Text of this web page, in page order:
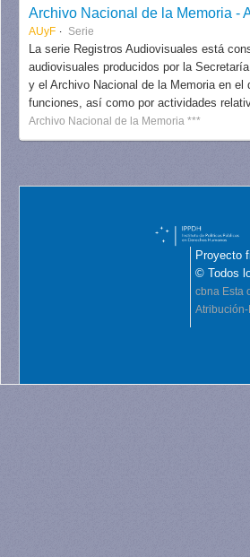
AUyF Serie
La serie Registros Audiovisuales está
audiovisuales producidos por la
y el Archivo Nacional de la Memoria en el
funciones, así como por actividades
Archivo Nacional de la Memoria ***
Proyecto
© Todos
cbna Esta